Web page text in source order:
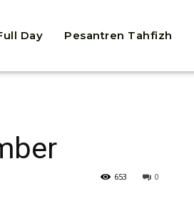
Day Pesantren Tahfizh
0
653